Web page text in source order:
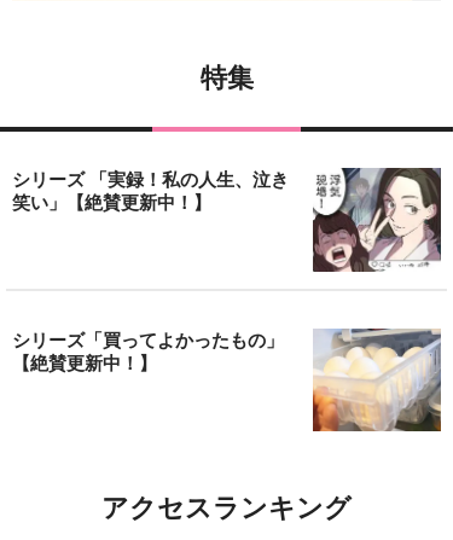
特集
シリーズ 「実録！私の人生、泣き
笑い」【絶賛更新中！】
シリーズ「買ってよかったもの」
【絶賛更新中！】
アクセスランキング